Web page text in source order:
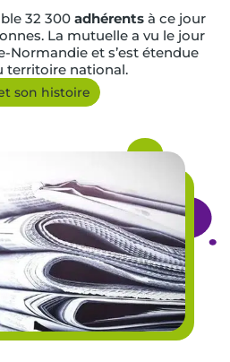
32 300 adhérents à ce jour
La mutuelle a vu le jour
Normandie et s’est étendue
territoire national.
son histoire